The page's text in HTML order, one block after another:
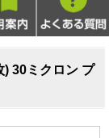
30ミクロン プ